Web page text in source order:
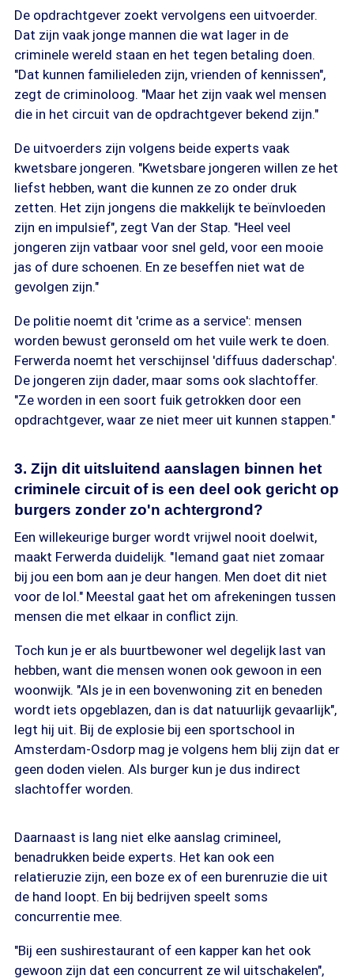
De opdrachtgever zoekt vervolgens een uitvoerder.
Dat zijn vaak jonge mannen die wat lager in de
criminele wereld staan en het tegen betaling doen.
"Dat kunnen familieleden zijn, vrienden of kennissen",
zegt de criminoloog. "Maar het zijn vaak wel mensen
die in het circuit van de opdrachtgever bekend zijn."
De uitvoerders zijn volgens beide experts vaak
kwetsbare jongeren. "Kwetsbare jongeren willen ze het
liefst hebben, want die kunnen ze zo onder druk
zetten. Het zijn jongens die makkelijk te beïnvloeden
zijn en impulsief", zegt Van der Stap. "Heel veel
jongeren zijn vatbaar voor snel geld, voor een mooie
jas of dure schoenen. En ze beseffen niet wat de
gevolgen zijn."
De politie noemt dit 'crime as a service': mensen
worden bewust geronseld om het vuile werk te doen.
Ferwerda noemt het verschijnsel 'diffuus daderschap'.
De jongeren zijn dader, maar soms ook slachtoffer.
"Ze worden in een soort fuik getrokken door een
opdrachtgever, waar ze niet meer uit kunnen stappen."
3. Zijn dit uitsluitend aanslagen binnen het
criminele circuit of is een deel ook gericht op
burgers zonder zo'n achtergrond?
Een willekeurige burger wordt vrijwel nooit doelwit,
maakt Ferwerda duidelijk. "Iemand gaat niet zomaar
bij jou een bom aan je deur hangen. Men doet dit niet
voor de lol." Meestal gaat het om afrekeningen tussen
mensen die met elkaar in conflict zijn.
Toch kun je er als buurtbewoner wel degelijk last van
hebben, want die mensen wonen ook gewoon in een
woonwijk. "Als je in een bovenwoning zit en beneden
wordt iets opgeblazen, dan is dat natuurlijk gevaarlijk",
legt hij uit. Bij de explosie bij een sportschool in
Amsterdam-Osdorp mag je volgens hem blij zijn dat er
geen doden vielen. Als burger kun je dus indirect
slachtoffer worden.
Daarnaast is lang niet elke aanslag crimineel,
benadrukken beide experts. Het kan ook een
relatieruzie zijn, een boze ex of een burenruzie die uit
de hand loopt. En bij bedrijven speelt soms
concurrentie mee.
"Bij een sushirestaurant of een kapper kan het ook
gewoon zijn dat een concurrent ze wil uitschakelen",